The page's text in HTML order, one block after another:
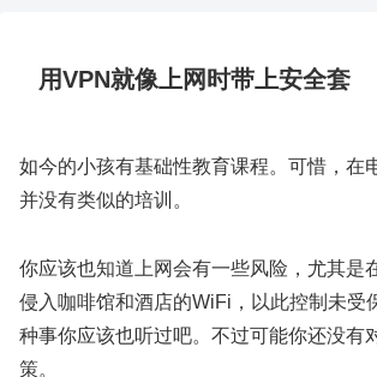
用VPN就像上网时带上安全套
如今的小孩有基础性教育课程。可惜，在
并没有类似的培训。
你应该也知道上网会有一些风险，尤其是
侵入咖啡馆和酒店的WiFi，以此控制未受
种事你应该也听过吧。不过可能你还没有
策。